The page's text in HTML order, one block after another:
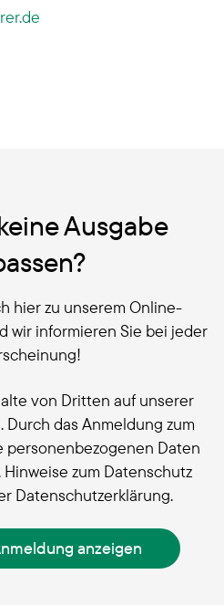
Ausgabe
hier zu unserem Online-
wir informieren Sie bei jeder
von Dritten auf unserer
das Anmeldung zum
personenbezogenen Daten
zum Datenschutz
Datenschutzerklärung.
anzeigen